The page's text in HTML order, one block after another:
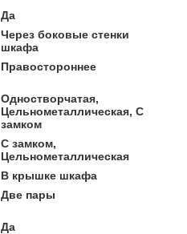
Да
Через боковые стенки
шкафа
Правостороннее
Одностворчатая,
Цельнометаллическая, С
замком
С замком,
Цельнометаллическая
В крышке шкафа
Две пары
Да